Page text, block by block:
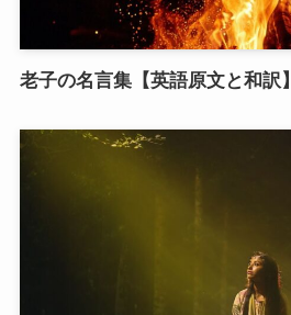
老子の名言集【英語原文と和訳】